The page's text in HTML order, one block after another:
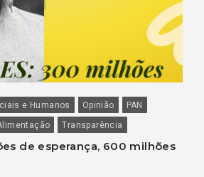
e Humanos Opinião
PAN
Transparência
de esperança, 600 milhões